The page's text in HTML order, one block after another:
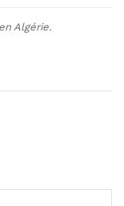
Algérie.